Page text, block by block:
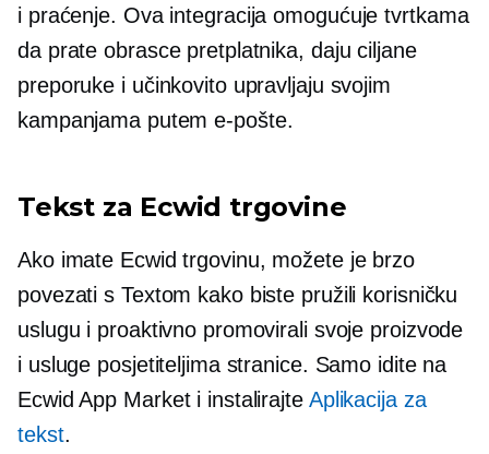
i praćenje. Ova integracija omogućuje tvrtkama
da prate obrasce pretplatnika, daju ciljane
preporuke i učinkovito upravljaju svojim
kampanjama putem e-pošte.
Tekst za Ecwid trgovine
Ako imate Ecwid trgovinu, možete je brzo
povezati s Textom kako biste pružili korisničku
uslugu i proaktivno promovirali svoje proizvode
i usluge posjetiteljima stranice. Samo idite na
Ecwid App Market i instalirajte Aplikacija za
tekst.